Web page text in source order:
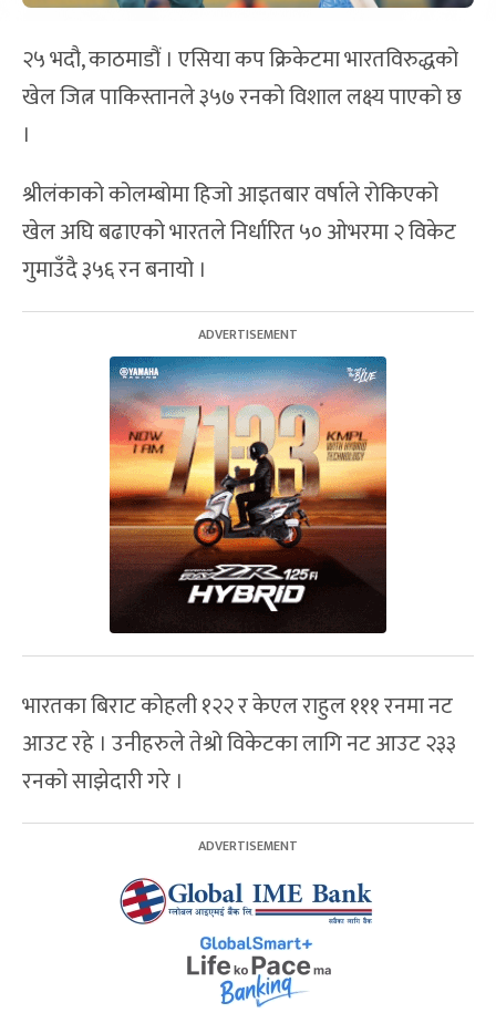
२५ भदौ, काठमाडौं । एसिया कप क्रिकेटमा भारतविरुद्धको
खेल जित्न पाकिस्तानले ३५७ रनको विशाल लक्ष्य पाएको छ
।
श्रीलंकाको कोलम्बोमा हिजो आइतबार वर्षाले रोकिएको
खेल अघि बढाएको भारतले निर्धारित ५० ओभरमा २ विकेट
गुमाउँदै ३५६ रन बनायो ।
भारतका बिराट कोहली १२२ र केएल राहुल १११ रनमा नट
आउट रहे । उनीहरुले तेश्रो विकेटका लागि नट आउट २३३
रनको साझेदारी गरे ।